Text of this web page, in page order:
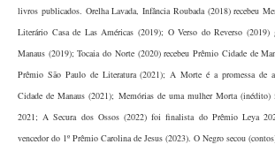
livros publicados. Orelha Lavada, Infância Roubada (2018) recebeu
Literário Casa de Las Américas (2019); O Verso do Reverso
Manaus (2019); Tocaia do Norte (2020) recebeu Prêmio Cidade de
Prêmio São Paulo de Literatura (2021); A Morte é a promessa de
Cidade de Manaus (2021); Memórias de uma mulher Morta
2021; A Secura dos Ossos (2022) foi finalista do Prêmio Leya
vencedor do 1º Prêmio Carolina de Jesus (2023). O Negro secou